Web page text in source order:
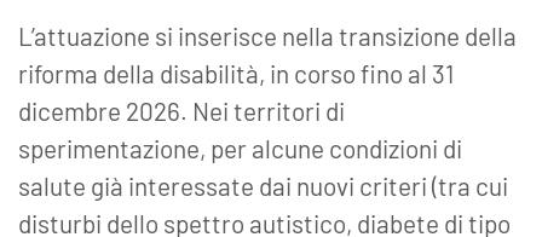
L’attuazione si inserisce nella transizione della
riforma della disabilità, in corso fino al 31
dicembre 2026. Nei territori di
sperimentazione, per alcune condizioni di
salute già interessate dai nuovi criteri (tra cui
disturbi dello spettro autistico, diabete di tipo